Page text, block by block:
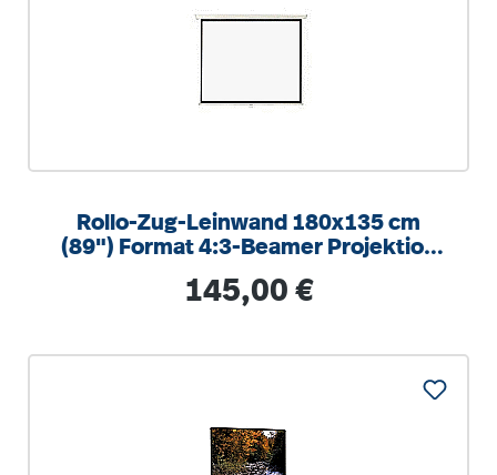
Rollo-Zug-Leinwand 180x135 cm
(89") Format 4:3-Beamer Projektion
zur
Regulärer Preis:
145,00 €